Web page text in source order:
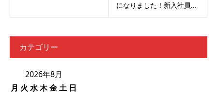
になりました！新入社員...
カテゴリー
2026年8月
月 火 水木金土 日